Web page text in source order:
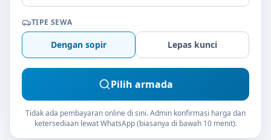
TIPE SEWA
Dengan sopir Lepas kunci
Pilih armada
Tidak ada pembayaran online di sini. Admin konfirmasi harga dan
ketersediaan lewat WhatsApp (biasanya di bawah 10 menit).